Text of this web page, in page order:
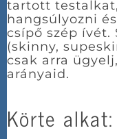
tartott
hangsúlyozni
csípő szép ívét.
(skinny,
csak arra
arányaid.
Körte alkat: